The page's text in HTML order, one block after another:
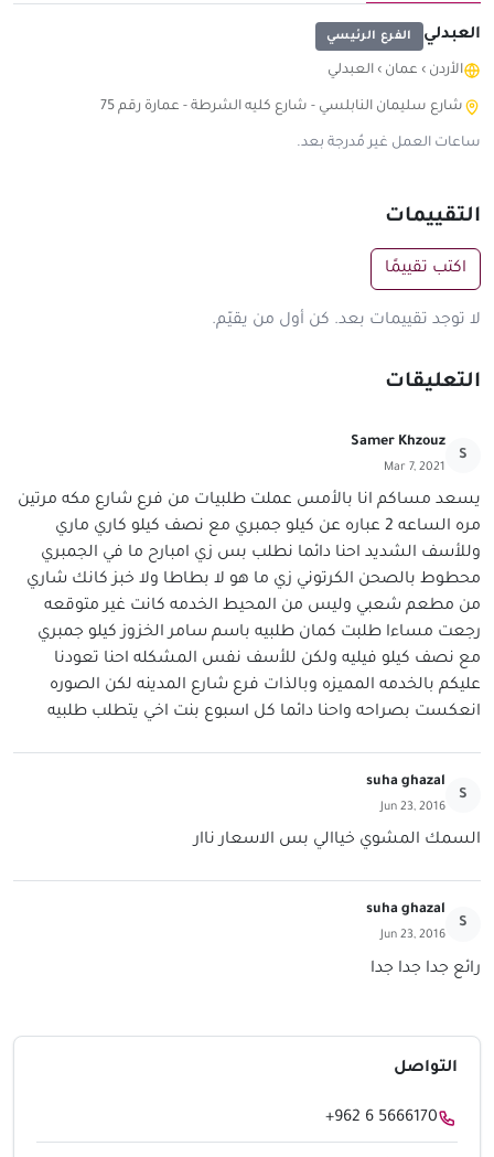
العبدلي الفرع الرئيسي
الأردن › عمان › العبدلي
شارع سليمان النابلسي - شارع كليه الشرطة - عمارة رقم 75
ساعات العمل غير مُدرجة بعد.
التقييمات
اكتب تقييمًا
لا توجد تقييمات بعد. كن أول من يقيّم.
التعليقات
S
Samer Khzouz
Mar 7, 2021
يسعد مساكم انا بالأمس عملت طلبيات من فرع شارع مكه مرتين
مره الساعه 2 عباره عن كيلو جمبري مع نصف كيلو كاري ماري
وللأسف الشديد احنا دائما نطلب بس زي امبارح ما في الجمبري
محطوط بالصحن الكرتوني زي ما هو لا بطاطا ولا خبز كانك شاري
من مطعم شعبي وليس من المحيط الخدمه كانت غير متوقعه
رجعت مساءا طلبت كمان طلبيه باسم سامر الخزوز كيلو جمبري
مع نصف كيلو فيليه ولكن للأسف نفس المشكله احنا تعودنا
عليكم بالخدمه المميزه وبالذات فرع شارع المدينه لكن الصوره
انعكست بصراحه واحنا دائما كل اسبوع بنت اخي يتطلب طلبيه
S
suha ghazal
Jun 23, 2016
السمك المشوي خياالي بس الاسعار ناار
S
suha ghazal
Jun 23, 2016
رائع جدا جدا جدا
التواصل
+962 6 5666170